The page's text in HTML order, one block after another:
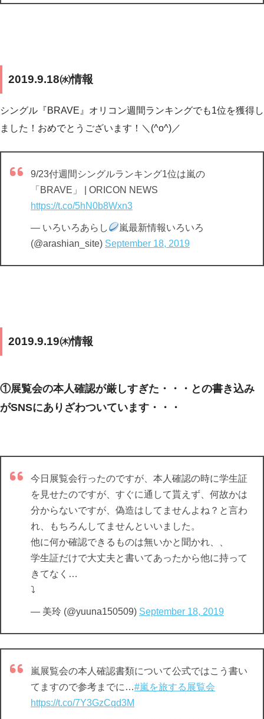
2019.9.18㈬情報
シングル『BRAVE』オリコン週間ランキングでも1位を獲得し
ました！おめでとうございます！＼(^o^)／
9/23付週間シングルランキング1位は嵐の
「BRAVE」 | ORICON NEWS
https://t.co/5hN0b8Wxn3
— いろいろあらし
嵐最新情報いろいろ
(@arashian_site) September 18, 2019
2019.9.19㈭情報
①展覧会の本人確認が厳しすぎた・・・との書き込み
がSNSにありざわついています・・・
今日展覧会行ったのですが、本人確認の時に学生証
を見せたのですが、すぐに通して貰えず、何故かは
分からないですが、偽造はしてませんよね？と言わ
れ、もちろんしてませんといいました。
他に何か確認できるものは無いかと聞かれ、、
学生証だけで大丈夫と書いてあったから他に持って
きてなく…
⤵︎
— 美玲 (@yuuna150509) September 18, 2019
嵐展覧会の本人確認書類について公式ではこう書い
てますので参考までに…#嵐を旅する展覧会
https://t.co/7Y3GzCqd3M